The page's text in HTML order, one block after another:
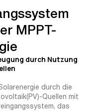
MPPT-
durch Nutzung
durch die
Quellen mit
das